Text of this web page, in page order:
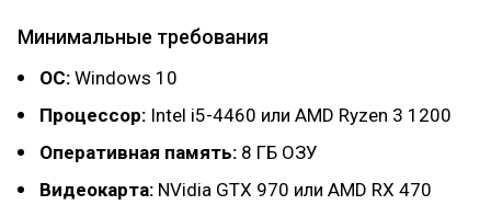
Минимальные требования
ОС: Windows 10
Процессор: Intel i5-4460 или AMD Ryzen 3 1200
Оперативная память: 8 ГБ ОЗУ
Видеокарта: NVidia GTX 970 или AMD RX 470